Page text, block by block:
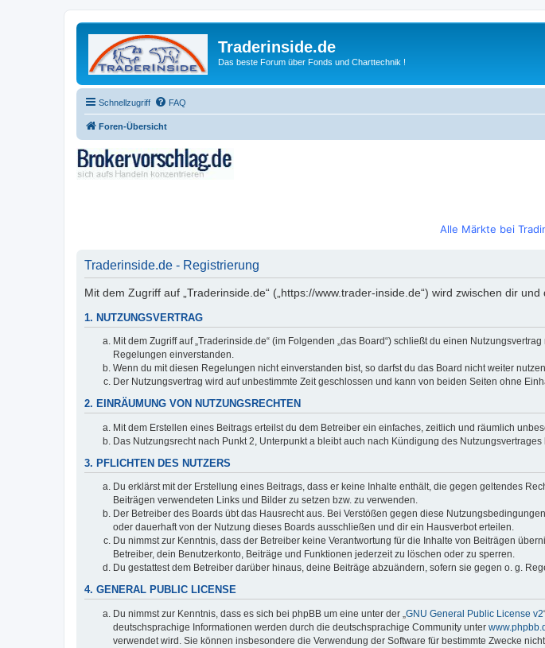
Traderinside.de
Das beste Forum über Fonds und Charttechnik !
Schnellzugriff FAQ
Foren-Übersicht
Alle Märkte bei
Traderinside.de - Registrierung
Mit dem Zugriff auf „Traderinside.de“ („https://www.trader-inside.de“) wird zwischen dir
1. NUTZUNGSVERTRAG
Mit dem Zugriff auf „Traderinside.de“ (im Folgenden „das Board“) schließt du einen
Regelungen einverstanden.
Wenn du mit diesen Regelungen nicht einverstanden bist, so darfst du das Board nicht weiter
Der Nutzungsvertrag wird auf unbestimmte Zeit geschlossen und kann von beiden Seiten ohne
2. EINRÄUMUNG VON NUTZUNGSRECHTEN
Mit dem Erstellen eines Beitrags erteilst du dem Betreiber ein einfaches, zeitlich und räumlich
Das Nutzungsrecht nach Punkt 2, Unterpunkt a bleibt auch nach Kündigung des Nutzungsvertrages
3. PFLICHTEN DES NUTZERS
Du erklärst mit der Erstellung eines Beitrags, dass er keine Inhalte enthält, die gegen geltendes
Beiträgen verwendeten Links und Bilder zu setzen bzw. zu verwenden.
Der Betreiber des Boards übt das Hausrecht aus. Bei Verstößen gegen diese
oder dauerhaft von der Nutzung dieses Boards ausschließen und dir ein Hausverbot erteilen.
Du nimmst zur Kenntnis, dass der Betreiber keine Verantwortung für die Inhalte von Beiträgen
Betreiber, dein Benutzerkonto, Beiträge und Funktionen jederzeit zu löschen oder zu sperren.
Du gestattest dem Betreiber darüber hinaus, deine Beiträge abzuändern, sofern sie gegen o. g.
4. GENERAL PUBLIC LICENSE
Du nimmst zur Kenntnis, dass es sich bei phpBB um eine unter der „ GNU General Public License v2
deutschsprachige Informationen werden durch die deutschsprachige Community unter
verwendet wird. Sie können insbesondere die Verwendung der Software für bestimmte Zwecke